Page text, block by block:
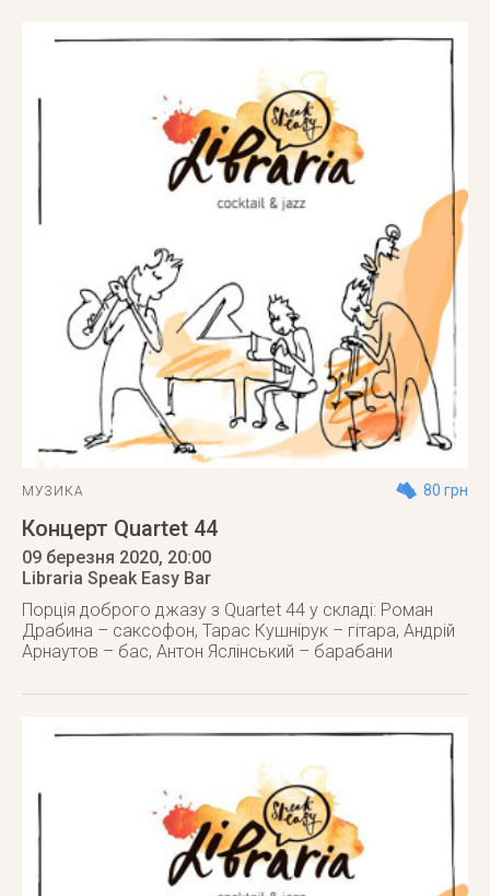
МУЗИКА 80 грн
Концерт Quartet 44
09 березня 2020, 20:00
Libraria Speak Easy Bar
Порція доброго джазу з Quartet 44 у складі: Роман
Драбина – саксофон, Тарас Кушнірук – гітара, Андрій
Арнаутов – бас, Антон Яслінський – барабани